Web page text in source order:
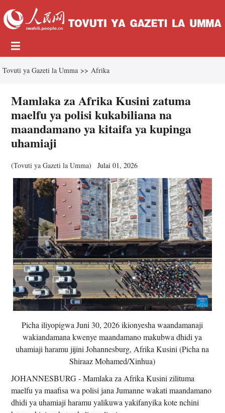
Tovuti ya Gazeti la Umma >> Afrika
Mamlaka za Afrika Kusini zatuma
maelfu ya polisi kukabiliana na
maandamano ya kitaifa ya kupinga
uhamiaji
(Tovuti ya Gazeti la Umma) Julai 01, 2026
Picha iliyopigwa Juni 30, 2026 ikionyesha waandamanaji
wakiandamana kwenye maandamano makubwa dhidi ya
uhamiaji haramu jijini Johannesburg, Afrika Kusini (Picha na
Shiraaz Mohamed/Xinhua)
JOHANNESBURG - Mamlaka za Afrika Kusini zilituma
maelfu ya maafisa wa polisi jana Jumanne wakati maandamano
dhidi ya uhamiaji haramu yalikuwa yakifanyika kote nchini